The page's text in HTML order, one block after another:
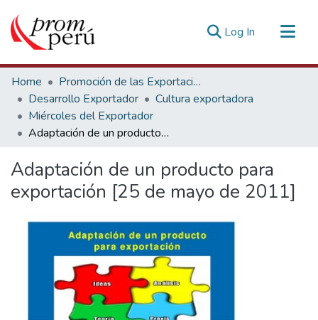
Log In (current)
Communities & Collections
All of DSpace
Statistics
Estadísticas Externas
Home
Promoción de las Exportaciones
Desarrollo Exportador
Cultura exportadora
Miércoles del Exportador
Adaptación de un producto para exportación [25 de mayo de 2011]
Adaptación de un producto para
exportación [25 de mayo de 2011]